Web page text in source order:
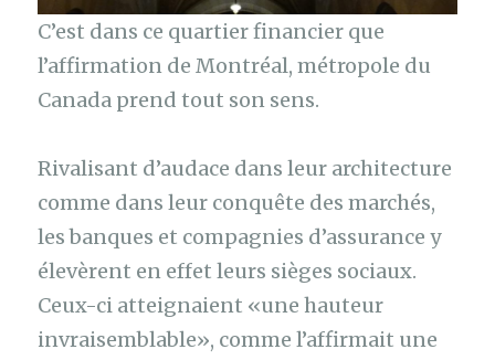
C’est dans ce quartier financier que
l’affirmation de Montréal, métropole du
Canada prend tout son sens.
Rivalisant d’audace dans leur architecture
comme dans leur conquête des marchés,
les banques et compagnies d’assurance y
élevèrent en effet leurs sièges sociaux.
Ceux-ci atteignaient «une hauteur
invraisemblable», comme l’affirmait une